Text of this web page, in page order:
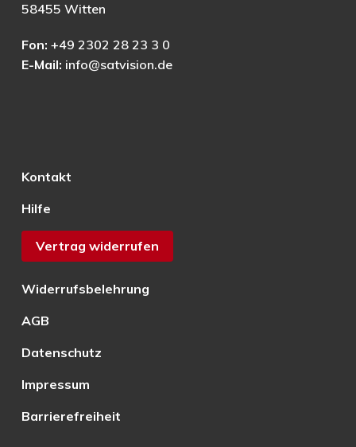
58455 Witten
Fon: +49 2302 28 23 3 0
E-Mail: info@satvision.de
Kontakt
Hilfe
Vertrag widerrufen
Widerrufsbelehrung
AGB
Datenschutz
Impressum
Barrierefreiheit